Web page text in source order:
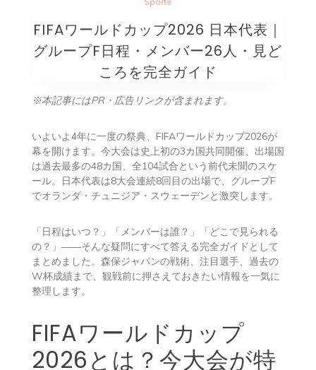
FIFAワールドカップ2026 日本代表｜
グループF日程・メンバー26人・見ど
ころを完全ガイド
※本記事にはPR・広告リンクが含まれます。
いよいよ4年に一度の祭典、FIFAワールドカップ2026が
幕を開けます。今大会は史上初の3カ国共同開催、出場国
は過去最多の48カ国、全104試合という前代未聞のスケ
ール。日本代表は8大会連続8回目の出場で、グループF
でオランダ・チュニジア・スウェーデンと激突します。
「日程はいつ？」「メンバーは誰？」「どこで見られる
の？」――そんな疑問にすべて答える完全ガイドとして
まとめました。森保ジャパンの戦術、注目選手、過去の
W杯成績まで、観戦前に押さえておきたい情報を一気に
整理します。
FIFAワールドカップ
2026とは？今大会が特